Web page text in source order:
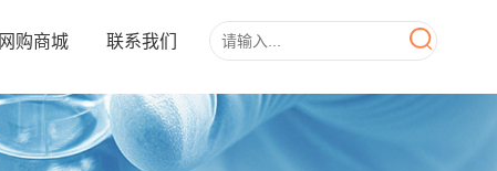
网购商城 联系我们